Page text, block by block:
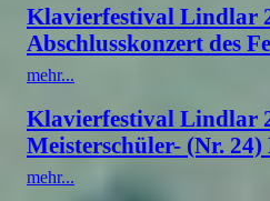
Klavierfestival Lindlar
Abschlusskonzert des
mehr...
Klavierfestival Lindlar
Meisterschüler- (Nr.
mehr...